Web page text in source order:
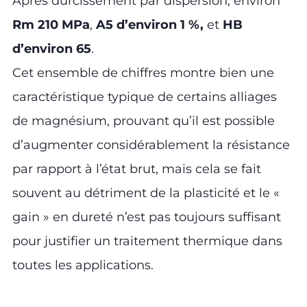
Rm 210 MPa, A5 d’environ 1 %, et HB
d’environ 65.
Cet ensemble de chiffres montre bien une
caractéristique typique de certains alliages
de magnésium, prouvant qu’il est possible
d’augmenter considérablement la résistance
par rapport à l’état brut, mais cela se fait
souvent au détriment de la plasticité et le «
gain » en dureté n’est pas toujours suffisant
pour justifier un traitement thermique dans
toutes les applications.